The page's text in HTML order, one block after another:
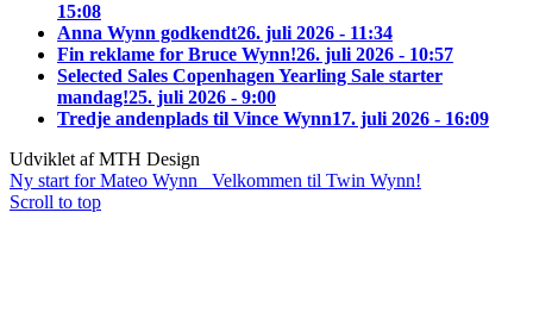
15:08
Anna Wynn godkendt26. juli 2026 - 11:34
Fin reklame for Bruce Wynn!26. juli 2026 - 10:57
Selected Sales Copenhagen Yearling Sale starter
mandag!25. juli 2026 - 9:00
Tredje andenplads til Vince Wynn17. juli 2026 - 16:09
Udviklet af MTH Design
Ny start for Mateo Wynn
Velkommen til Twin Wynn!
Scroll to top